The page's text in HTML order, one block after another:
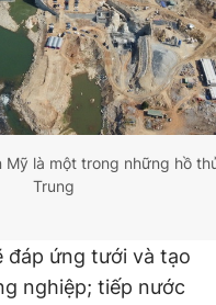
là một trong những hồ
Trung
đáp ứng tưới và tạo
nghiệp; tiếp nước